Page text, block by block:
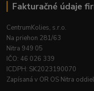
Fakturačné údaje
CentrumKolies, s.r.o.
Na priehon 281/63
Nitra 949 05
IČO: 46 026 339
ICDPH: SK2023190070
Zapísaná v OR OS Nitra